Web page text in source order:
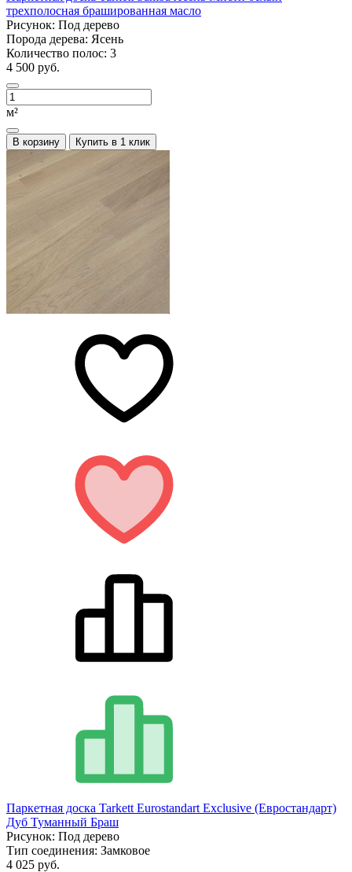
трехполосная брашированная масло
Рисунок: Под дерево
Порода дерева: Ясень
Количество полос: 3
4 500 руб.
м²
В корзину Купить в 1 клик
Паркетная доска Tarkett Eurostandart Exclusive (Евростандарт)
Дуб Туманный Браш
Рисунок: Под дерево
Тип соединения: Замковое
4 025 руб.